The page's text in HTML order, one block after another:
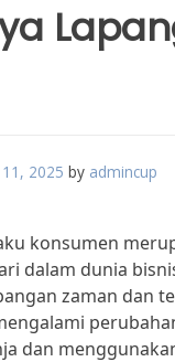
2025 by admincup
konsumen
dalam dunia
zaman dan
dan